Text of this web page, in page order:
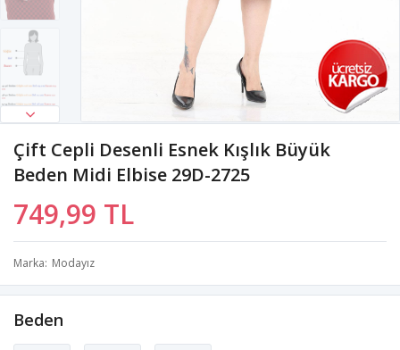
Çift Cepli Desenli Esnek Kışlık Büyük
Beden Midi Elbise 29D-2725
749,99 TL
Marka Modayız
Beden